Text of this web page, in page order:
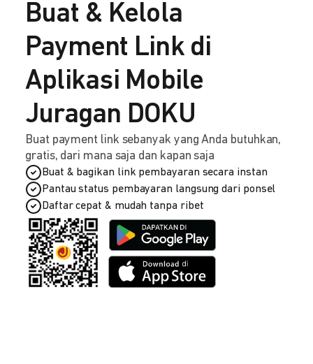
Buat & Kelola
Payment Link di
Aplikasi Mobile
Juragan DOKU
Buat payment link sebanyak yang Anda butuhkan,
gratis, dari mana saja dan kapan saja
Buat & bagikan link pembayaran secara instan
Pantau status pembayaran langsung dari ponsel
Daftar cepat & mudah tanpa ribet